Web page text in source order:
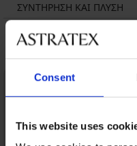
Consent
This website uses
ΣΥΝΤΗΡΗΣΗ ΚΑΙ ΠΛΥΣΗ
Μπορεί